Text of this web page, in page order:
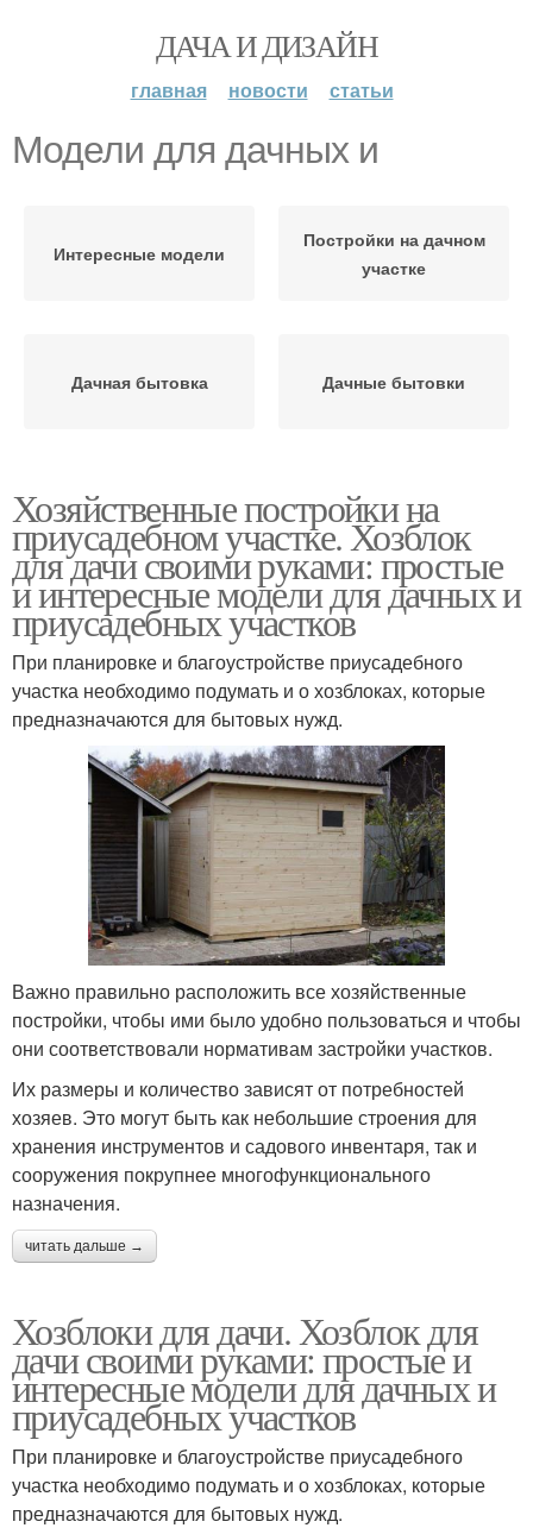
ДАЧА И ДИЗАЙН
главная новости статьи
Модели для дачных и
Интересные модели
Постройки на дачном
участке
Дачная бытовка Дачные бытовки
Хозяйственные постройки на
приусадебном участке. Хозблок
для дачи своими руками: простые
и интересные модели для дачных и
приусадебных участков
При планировке и благоустройстве приусадебного
участка необходимо подумать и о хозблоках, которые
предназначаются для бытовых нужд.
Важно правильно расположить все хозяйственные
постройки, чтобы ими было удобно пользоваться и чтобы
они соответствовали нормативам застройки участков.
Их размеры и количество зависят от потребностей
хозяев. Это могут быть как небольшие строения для
хранения инструментов и садового инвентаря, так и
сооружения покрупнее многофункционального
назначения.
читать дальше →
Хозблоки для дачи. Хозблок для
дачи своими руками: простые и
интересные модели для дачных и
приусадебных участков
При планировке и благоустройстве приусадебного
участка необходимо подумать и о хозблоках, которые
предназначаются для бытовых нужд.